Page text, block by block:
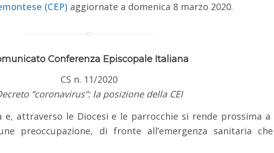
(CEP) aggiornate a domenica 8 marzo 2020.
Conferenza Episcopale Italiana
CS n. 11/2020
“coronavirus”: la posizione della CEI
e, attraverso le Diocesi e le parrocchie si rende prossima a
preoccupazione, di fronte all’emergenza sanitaria